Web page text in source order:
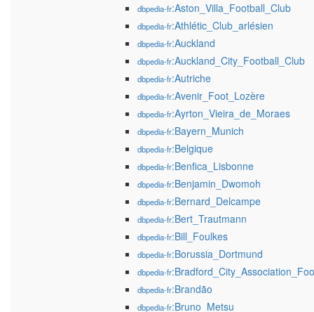
dbpedia-fr:Aston_Villa_Football_Club
dbpedia-fr:Athlétic_Club_arlésien
dbpedia-fr:Auckland
dbpedia-fr:Auckland_City_Football_Club
dbpedia-fr:Autriche
dbpedia-fr:Avenir_Foot_Lozère
dbpedia-fr:Ayrton_Vieira_de_Moraes
dbpedia-fr:Bayern_Munich
dbpedia-fr:Belgique
dbpedia-fr:Benfica_Lisbonne
dbpedia-fr:Benjamin_Dwomoh
dbpedia-fr:Bernard_Delcampe
dbpedia-fr:Bert_Trautmann
dbpedia-fr:Bill_Foulkes
dbpedia-fr:Borussia_Dortmund
dbpedia-fr
dbpedia-fr:Brandão
dbpedia-fr:Bruno_Metsu